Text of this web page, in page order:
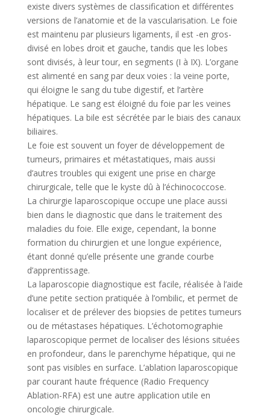
existe divers systèmes de classification et différentes
versions de l’anatomie et de la vascularisation. Le foie
est maintenu par plusieurs ligaments, il est -en gros-
divisé en lobes droit et gauche, tandis que les lobes
sont divisés, à leur tour, en segments (I à IX). L’organe
est alimenté en sang par deux voies : la veine porte,
qui éloigne le sang du tube digestif, et l’artère
hépatique. Le sang est éloigné du foie par les veines
hépatiques. La bile est sécrétée par le biais des canaux
biliaires.
Le foie est souvent un foyer de développement de
tumeurs, primaires et métastatiques, mais aussi
d’autres troubles qui exigent une prise en charge
chirurgicale, telle que le kyste dû à l’échinococcose.
La chirurgie laparoscopique occupe une place aussi
bien dans le diagnostic que dans le traitement des
maladies du foie. Elle exige, cependant, la bonne
formation du chirurgien et une longue expérience,
étant donné qu’elle présente une grande courbe
d’apprentissage.
La laparoscopie diagnostique est facile, réalisée à l’aide
d’une petite section pratiquée à l’ombilic, et permet de
localiser et de prélever des biopsies de petites tumeurs
ou de métastases hépatiques. L’échotomographie
laparoscopique permet de localiser des lésions situées
en profondeur, dans le parenchyme hépatique, qui ne
sont pas visibles en surface. L’ablation laparoscopique
par courant haute fréquence (Radio Frequency
Ablation-RFA) est une autre application utile en
oncologie chirurgicale.